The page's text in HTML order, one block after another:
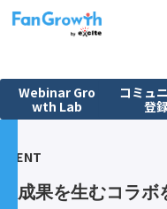
Webinar Gro
wth Lab
コミュ
登
EVENT
【成果を生むコラ